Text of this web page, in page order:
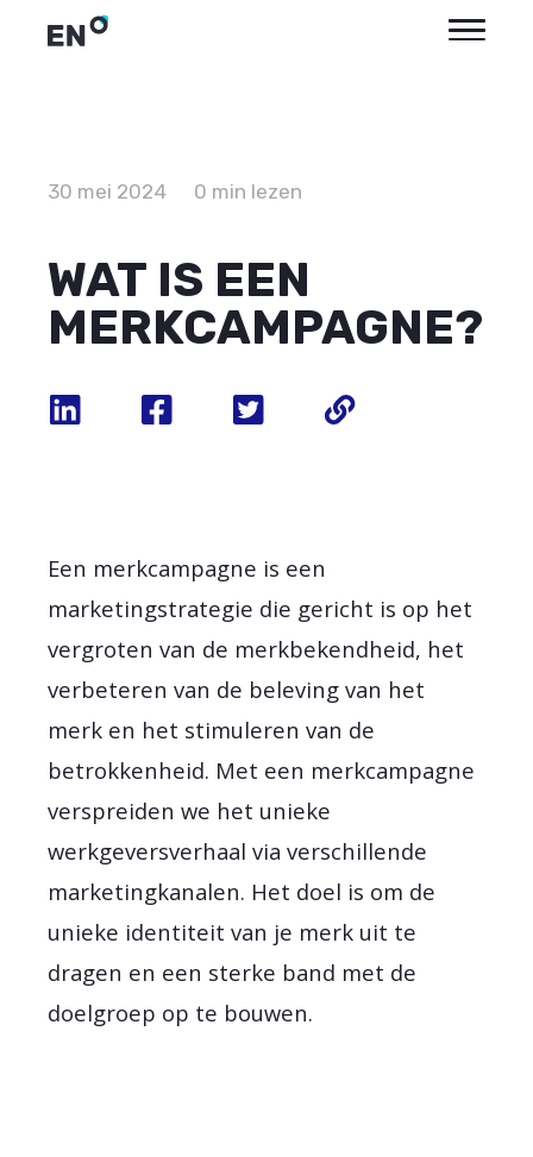
30 mei 2024 0 min lezen
WAT IS EEN
MERKCAMPAGNE?
Een merkcampagne is een
marketingstrategie die gericht is op het
vergroten van de merkbekendheid, het
verbeteren van de beleving van het
merk en het stimuleren van de
betrokkenheid. Met een merkcampagne
verspreiden we het unieke
werkgeversverhaal via verschillende
marketingkanalen. Het doel is om de
unieke identiteit van je merk uit te
dragen en een sterke band met de
doelgroep op te bouwen.